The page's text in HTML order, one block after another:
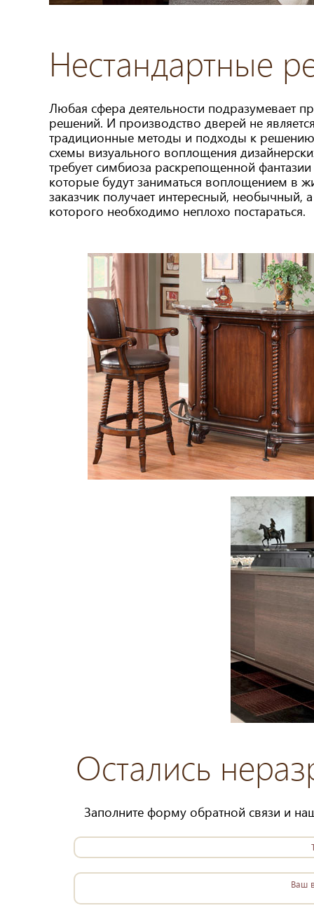
Нестандартные
Любая сфера деятельности подразумевает
решений. И производство дверей не
традиционные методы и подходы к
схемы визуального воплощения
требует симбиоза раскрепощенной
которые будут заниматься воплощением в
заказчик получает интересный, необычный,
которого необходимо неплохо постараться.
Остались
Заполните форму обратной связи и